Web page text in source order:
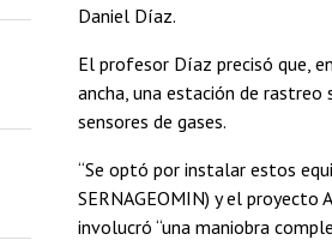
Daniel Díaz.
El profesor Díaz precisó que,
ancha, una estación de
sensores de gases.
“Se optó por instalar estos
SERNAGEOMIN) y el proyecto
involucró “una maniobra